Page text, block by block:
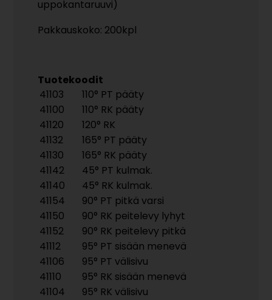
uppokantaruuvi)
Pakkauskoko: 200kpl
Tuotekoodit
41103
110° PT pääty
41100
110° RK pääty
41120
120° RK
41132
165° PT pääty
41130
165° RK pääty
41142
45° PT kulmak.
41140
45° RK kulmak.
41154
90° PT pitkä varsi
41150
90° RK peitelevy lyhyt
41152
90° RK peitelevy pitkä
41112
95° PT sisään menevä
41106
95° PT välisivu
41110
95° RK sisään menevä
41104
95° RK välisivu